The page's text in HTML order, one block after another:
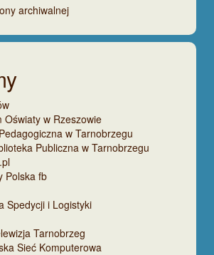
archiwalnej
Oświaty w Rzeszowie
w Tarnobrzegu
Publiczna w Tarnobrzegu
Polska fb
Spedycji i Logistyki
Tarnobrzeg
Sieć Komputerowa